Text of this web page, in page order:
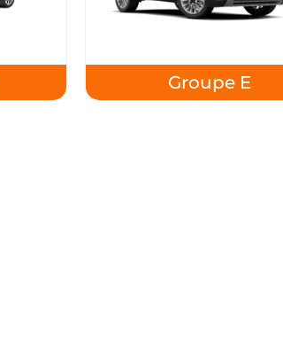
Groupe E